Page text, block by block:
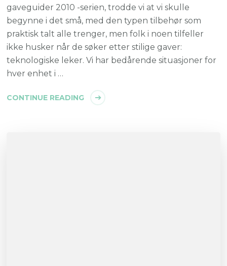
gaveguider 2010 -serien, trodde vi at vi skulle
begynne i det små, med den typen tilbehør som
praktisk talt alle trenger, men folk i noen tilfeller
ikke husker når de søker etter stilige gaver:
teknologiske leker. Vi har bedårende situasjoner for
hver enhet i …
CONTINUE READING